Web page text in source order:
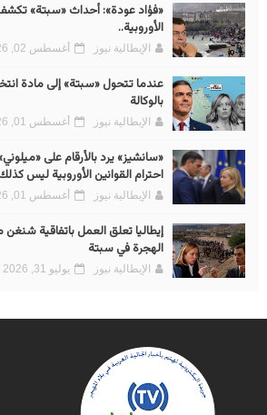
«فؤاد عودة»: أحداث «سبتة»
الأوروبية..
الإيطالية نيوز أغسطس 02, 2026
عندما تتحول «سبتة» إلى مادة
بالوكالة
الإيطالية نيوز أغسطس 01, 2026
«سانشيز» يرد بالأرقام على
احترام القوانين الأوروبية ليس
الإيطالية نيوز أغسطس 01, 2026
إيطاليا تعلق العمل باتفاقية
الهجرة في سبتة
الإيطالية نيوز يوليو 31, 2026